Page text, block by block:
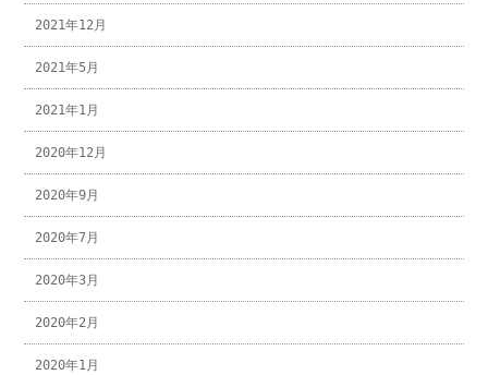
2021年12月
2021年5月
2021年1月
2020年12月
2020年9月
2020年7月
2020年3月
2020年2月
2020年1月